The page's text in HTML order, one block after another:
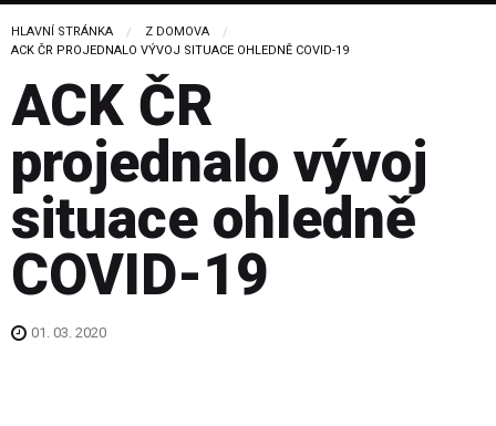
HLAVNÍ STRÁNKA
Z DOMOVA
CURRENT:
ACK ČR PROJEDNALO VÝVOJ SITUACE OHLEDNĚ COVID-19
ACK ČR
projednalo vývoj
situace ohledně
COVID-19
01. 03. 2020